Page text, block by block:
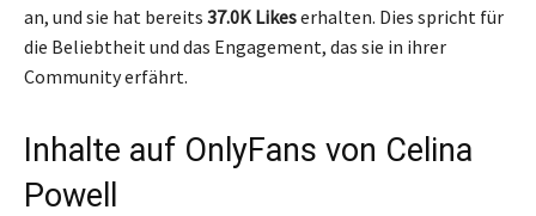
an, und sie hat bereits 37.0K Likeserhalten. Dies spricht für
die Beliebtheit und das Engagement, das sie in ihrer
Community erfährt.
Inhalte auf OnlyFans von Celina
Powell